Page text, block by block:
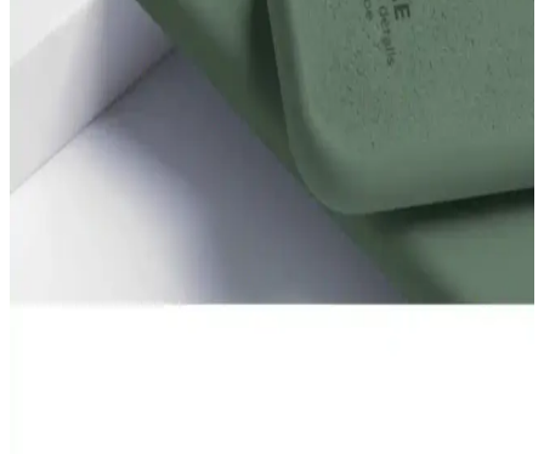
Huawei Mate 20 Lite İçin Fibaks ve mooodcase
Kılıflarının Detaylı Karşılaştırması
Huawei Mate 20 Lite kullanıcıları için Fibaks ve mooodcase
kılıflarını karşılaştırıyoruz. Koruma, tasarım ve kullanıcı
memnuniyeti açısından detaylı bilgi edinerek en iyi seçimi
yapabilirsiniz.
iPhone 15 Pro İçin En İyi Kılıf Seçenekleri